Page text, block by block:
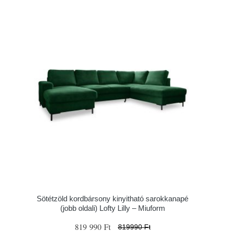
Sötétzöld kordbársony kinyitható sarokkanapé
(jobb oldali) Lofty Lilly – Miuform
819 990 Ft 819990 Ft